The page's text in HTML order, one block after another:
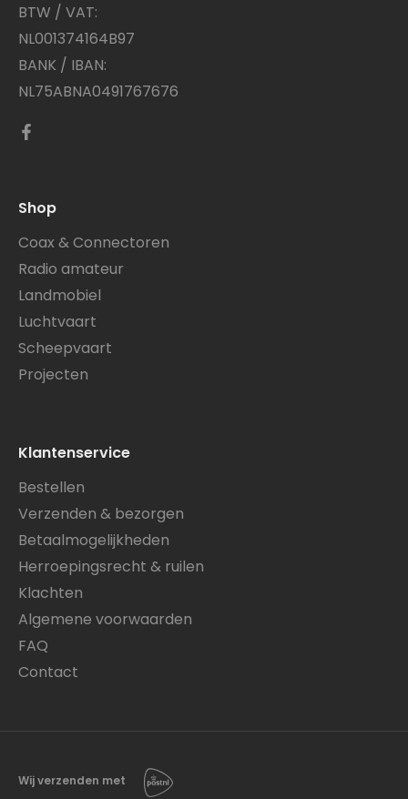
BTW / VAT:
NL001374164B97
BANK / IBAN:
NL75ABNA0491767676
Shop
Coax & Connectoren
Radio amateur
Landmobiel
Luchtvaart
Scheepvaart
Projecten
Klantenservice
Bestellen
Verzenden & bezorgen
Betaalmogelijkheden
Herroepingsrecht & ruilen
Klachten
Algemene voorwaarden
FAQ
Contact
Wij verzenden met